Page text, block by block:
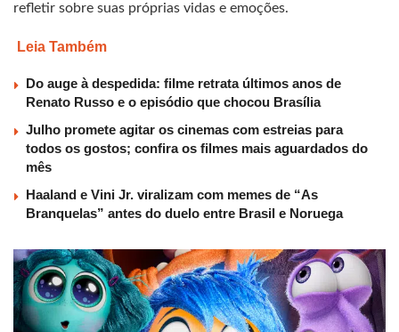
refletir sobre suas próprias vidas e emoções.
Leia Também
Do auge à despedida: filme retrata últimos anos de
Renato Russo e o episódio que chocou Brasília
Julho promete agitar os cinemas com estreias para
todos os gostos; confira os filmes mais aguardados do
mês
Haaland e Vini Jr. viralizam com memes de “As
Branquelas” antes do duelo entre Brasil e Noruega